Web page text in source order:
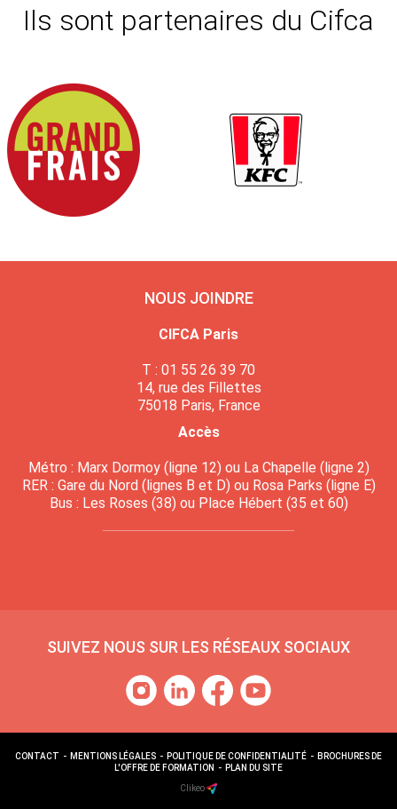
Ils sont partenaires du Cifca
NOUS JOINDRE
CIFCA Paris
T : 01 55 26 39 70
14, rue des Fillettes
75018 Paris, France
Accès
Métro : Marx Dormoy (ligne 12) ou La Chapelle (ligne 2)
RER : Gare du Nord (lignes B et D) ou Rosa Parks (ligne E)
Bus : Les Roses (38) ou Place Hébert (35 et 60)
SUIVEZ NOUS SUR LES RÉSEAUX SOCIAUX
CONTACT - MENTIONS LÉGALES - POLITIQUE DE CONFIDENTIALITÉ - BROCHURES DE
L'OFFRE DE FORMATION
- PLAN DU SITE
Clikeo